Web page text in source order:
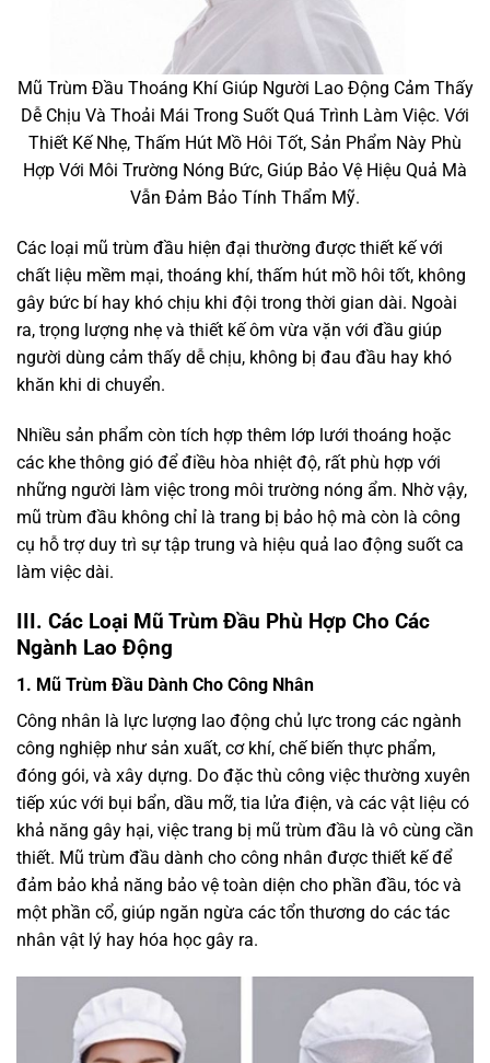
Mũ Trùm Đầu Thoáng Khí Giúp Người Lao Động Cảm Thấy
Dễ Chịu Và Thoải Mái Trong Suốt Quá Trình Làm Việc. Với
Thiết Kế Nhẹ, Thấm Hút Mồ Hôi Tốt, Sản Phẩm Này Phù
Hợp Với Môi Trường Nóng Bức, Giúp Bảo Vệ Hiệu Quả Mà
Vẫn Đảm Bảo Tính Thẩm Mỹ.
Các loại mũ trùm đầu hiện đại thường được thiết kế với
chất liệu mềm mại, thoáng khí, thấm hút mồ hôi tốt, không
gây bức bí hay khó chịu khi đội trong thời gian dài. Ngoài
ra, trọng lượng nhẹ và thiết kế ôm vừa vặn với đầu giúp
người dùng cảm thấy dễ chịu, không bị đau đầu hay khó
khăn khi di chuyển.
Nhiều sản phẩm còn tích hợp thêm lớp lưới thoáng hoặc
các khe thông gió để điều hòa nhiệt độ, rất phù hợp với
những người làm việc trong môi trường nóng ẩm. Nhờ vậy,
mũ trùm đầu không chỉ là trang bị bảo hộ mà còn là công
cụ hỗ trợ duy trì sự tập trung và hiệu quả lao động suốt ca
làm việc dài.
III. Các Loại Mũ Trùm Đầu Phù Hợp Cho Các
Ngành Lao Động
1. Mũ Trùm Đầu Dành Cho Công Nhân
Công nhân là lực lượng lao động chủ lực trong các ngành
công nghiệp như sản xuất, cơ khí, chế biến thực phẩm,
đóng gói, và xây dựng. Do đặc thù công việc thường xuyên
tiếp xúc với bụi bẩn, dầu mỡ, tia lửa điện, và các vật liệu có
khả năng gây hại, việc trang bị mũ trùm đầu là vô cùng cần
thiết. Mũ trùm đầu dành cho công nhân được thiết kế để
đảm bảo khả năng bảo vệ toàn diện cho phần đầu, tóc và
một phần cổ, giúp ngăn ngừa các tổn thương do các tác
nhân vật lý hay hóa học gây ra.